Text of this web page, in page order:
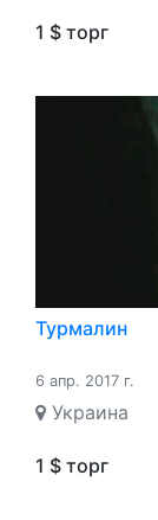
1 $ торг
Турмалин
6 апр. 2017 г.
Украина
1 $ торг